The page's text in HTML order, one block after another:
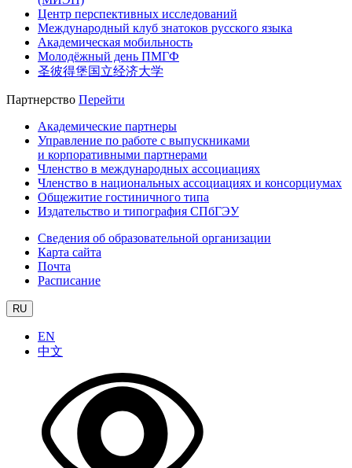
Центр перспективных исследований
Международный клуб знатоков русского языка
Академическая мобильность
Молодёжный день ПМГФ
圣彼得堡国立经济大学
Партнерство Перейти
Академические партнеры
Управление по работе с выпускниками
и корпоративными партнерами
Членство в международных ассоциациях
Членство в национальных ассоциациях и консорциумах
Общежитие гостиничного типа
Издательство и типография СПбГЭУ
Сведения об образовательной организации
Карта сайта
Почта
Расписание
RU
EN
中文